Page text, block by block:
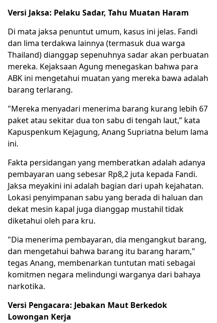
Versi Jaksa: Pelaku Sadar, Tahu Muatan Haram
Di mata jaksa penuntut umum, kasus ini jelas. Fandi
dan lima terdakwa lainnya (termasuk dua warga
Thailand) dianggap sepenuhnya sadar akan perbuatan
mereka. Kejaksaan Agung menegaskan bahwa para
ABK ini mengetahui muatan yang mereka bawa adalah
barang terlarang.
"Mereka menyadari menerima barang kurang lebih 67
paket atau sekitar dua ton sabu di tengah laut,” kata
Kapuspenkum Kejagung, Anang Supriatna belum lama
ini.
Fakta persidangan yang memberatkan adalah adanya
pembayaran uang sebesar Rp8,2 juta kepada Fandi.
Jaksa meyakini ini adalah bagian dari upah kejahatan.
Lokasi penyimpanan sabu yang berada di haluan dan
dekat mesin kapal juga dianggap mustahil tidak
diketahui oleh para kru.
"Dia menerima pembayaran, dia mengangkut barang,
dan mengetahui bahwa barang itu barang haram,"
tegas Anang, membenarkan tuntutan mati sebagai
komitmen negara melindungi warganya dari bahaya
narkotika.
Versi Pengacara: Jebakan Maut Berkedok
Lowongan Kerja